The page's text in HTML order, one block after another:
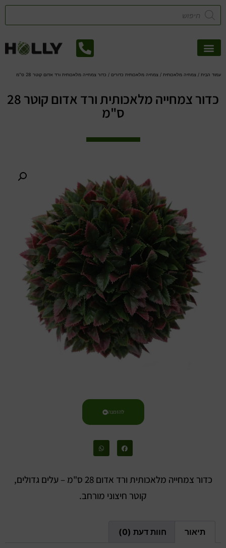
עמוד הבית / צמחיה מלאכותית / צמחיה מלאכותית כדורים / כדור צמחייה מלאכותית ורד אדום קוטר 28 ס"מ
כדור צמחייה מלאכותית ורד אדום קוטר 28
ס"מ
להזמנה
כדור צמחייה מלאכותית ורד אדום 28 ס"מ – עלים גדולים,
קוטר חיצוני מורחב.
תיאור חוות דעת (0)